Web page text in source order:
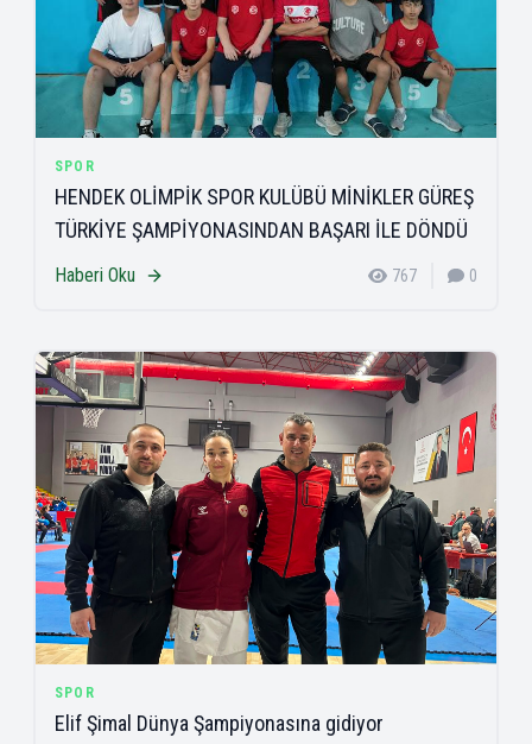
SPOR
HENDEK OLİMPİK SPOR KULÜBÜ MİNİKLER GÜREŞ
TÜRKİYE ŞAMPİYONASINDAN BAŞARI İLE DÖNDÜ
Haberi Oku 767 0
SPOR
Elif Şimal Dünya Şampiyonasına gidiyor